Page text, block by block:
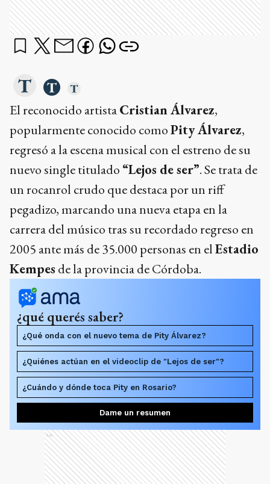
El reconocido artistaCristian Álvarez,
popularmente conocido comoPity Álvarez,
regresó a la escena musical con el estreno de su
nuevo single titulado “Lejos de ser”. Se trata de
un rocanrol crudo que destaca por un riff
pegadizo, marcando una nueva etapa en la
carrera del músico tras su recordado regreso en
2005 ante más de 35.000 personas en elEstadio
Kempes de la provincia de Córdoba.
¿qué querés saber?
¿Qué onda con el nuevo tema de Pity Álvarez?
¿Quiénes actúan en el videoclip de "Lejos de ser"?
¿Cuándo y dónde toca Pity en Rosario?
Dame un resumen
Ads